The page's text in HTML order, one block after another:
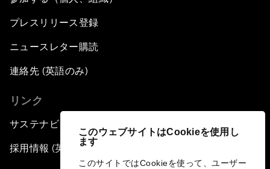
このウェブサイトはCookieを使用し
ます
このサイトではCookieを使って、ユーザー
プレスリリース登録
ニュースレター購読
連絡先 (英語のみ)
リンク
サステナビリティへの取り組み
採用情報 (英語のみ)